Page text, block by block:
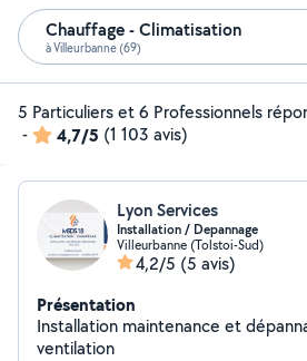
Chauffage - Climatisation
à Villeurbanne (69)
5 Particuliers et 6 Professionnels
-
4,7/5 (1 103 avis)
Lyon Services
Installation / Depannage
Villeurbanne (Tolstoi-Sud)
4,2/5 (5 avis)
Présentation
Installation maintenance et
ventilation